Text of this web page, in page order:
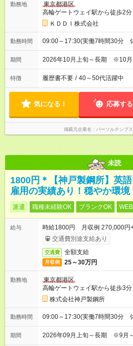
勤務地
東京都港区
高輪ゲートウェイ駅から徒歩2分
ＫＤＤＩ株式会社
勤務時間 09:00～17:30(実働7時間30分
期間 2026年10月上旬～長期 ※10月
特徴 履歴書不要 / 40～50代活躍中
気になる！ 応募する
掲載元企業名 パーソルテンプ
未読
1800円＊【神戸製鋼所】英
雇用の実績あり！穏やか環境
派遣 職種未経験OK ブランクOK
給与
時給1800円 月収例 270,000円
交通費別途支給あり
交通費 全額支給
月収例 25～30万円
勤務地
東京都港区
高輪ゲートウェイ駅から徒歩3分
株式会社神戸製鋼所
勤務時間 09:00～17:30(実働7時間30分
期間 2026年09月上旬～長期 ※9月